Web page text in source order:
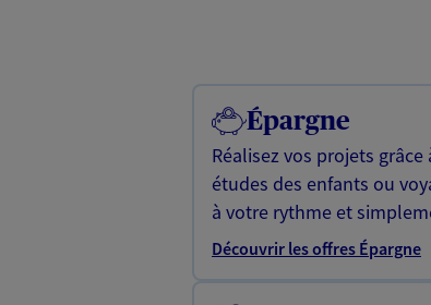
Épargne
Réalisez vos projets
études des enfants ou
à votre rythme et
Découvrir les offres Épargne